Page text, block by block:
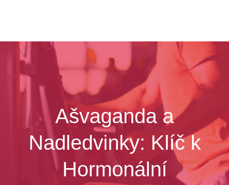
Ašvaganda a
Nadledvinky: Klíč k
Hormonální